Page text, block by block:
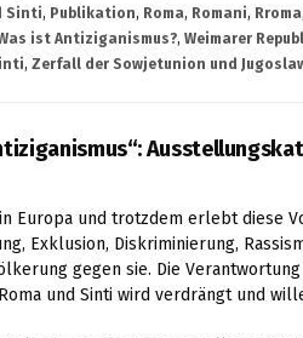
Sinti, Publikation, Roma, Romani, Rroma
ist Antiziganismus?, Weimarer
, Zerfall der Sowjetunion und
Europa und trotzdem erlebt diese
Exklusion, Diskriminierung,
gegen sie. Die
und Sinti wird verdrängt und